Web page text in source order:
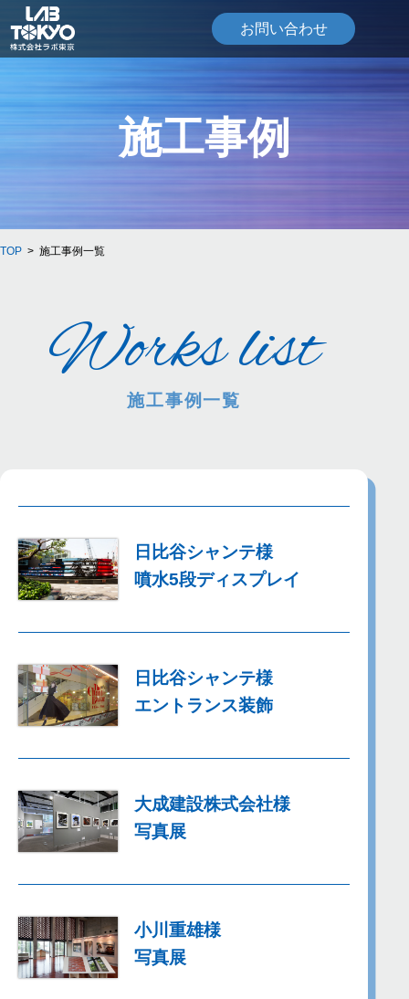
お問い合わせ
施工事例
TOP 施工事例一覧
Works list
施工事例一覧
日比谷シャンテ様
噴水5段ディスプレイ
日比谷シャンテ様
エントランス装飾
大成建設株式会社様
写真展
小川重雄様
写真展